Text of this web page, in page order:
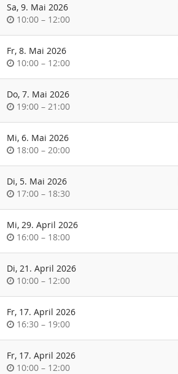
Sa, 9. Mai 2026
Uhrzeit
10:00 –bis
12:00
Fr, 8. Mai 2026
Uhrzeit
10:00 –bis
12:00
Do, 7. Mai 2026
Uhrzeit
19:00 –bis
21:00
Mi, 6. Mai 2026
Uhrzeit
18:00 –bis
20:00
Di, 5. Mai 2026
Uhrzeit
17:00 –bis
18:30
Mi, 29. April 2026
Uhrzeit
16:00 –bis
18:00
Di, 21. April 2026
Uhrzeit
10:00 –bis
12:00
Fr, 17. April 2026
Uhrzeit
16:30 –bis
19:00
Fr, 17. April 2026
Uhrzeit
10:00 –bis
12:00